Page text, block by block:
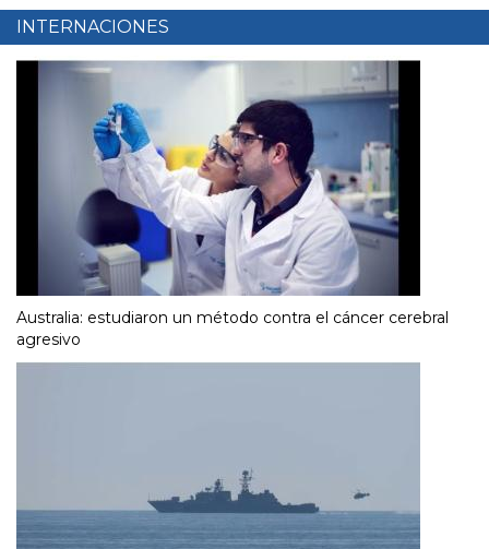
INTERNACIONES
Australia: estudiaron un método contra el cáncer cerebral
agresivo